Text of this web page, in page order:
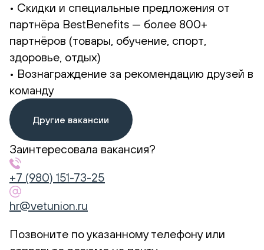
• Скидки и специальные предложения от
партнёра BestBenefits — более 800+
партнёров (товары, обучение, спорт,
здоровье, отдых)
• Вознаграждение за рекомендацию друзей в
команду
Другие вакансии
Заинтересовала вакансия?
+7 (980) 151-73-25
hr@vetunion.ru
Позвоните по указанному телефону или